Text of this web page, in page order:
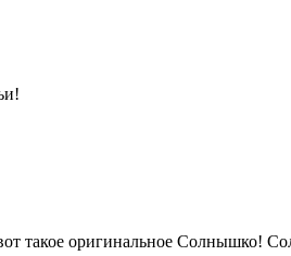
такое оригинальное Солнышко!